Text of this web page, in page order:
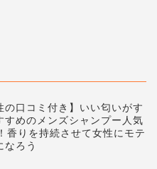
の口コミ付き】いい匂いがす
すめのメンズシャンプー人気
香りを持続させて女性にモテ
なろう